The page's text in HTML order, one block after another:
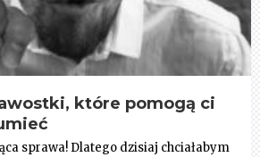
które pomogą ci
sprawa! Dlatego dzisiaj chciałabym